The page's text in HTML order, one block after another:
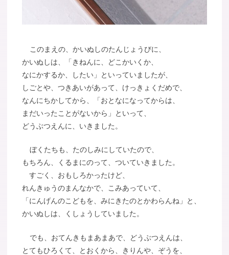
このまえの、かいぬしのたんじょうびに、
かいぬしは、「きねんに、どこかいくか、
なにかするか、したい」といっていましたが、
しごとや、つきあいがあって、けっきょくだめで、
なんにちかしてから、「おとなになってからは、
まだいったことがないから」といって、
どうぶつえんに、いきました。
ぼくたちも、たのしみにしていたので、
もちろん、くるまにのって、ついていきました。
すごく、おもしろかったけど、
れんきゅうのまんなかで、こみあっていて、
「にんげんのこどもを、みにきたのとかわらんね」と、
かいぬしは、くしょうしていました。
でも、おてんきもまあまあで、どうぶつえんは、
とてもひろくて、とおくから、きりんや、ぞうを、